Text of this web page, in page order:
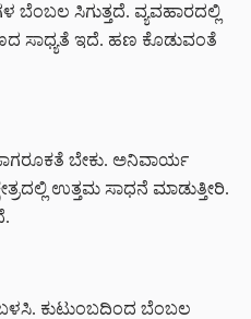
ಬೆಂಬಲ ಸಿಗುತ್ತದೆ. ವ್ಯವಹಾರದಲ್ಲಿ
ಸಾಧ್ಯತೆ ಇದೆ. ಹಣ ಕೊಡುವಂತೆ
ಬೇಕು. ಅನಿವಾರ್ಯ
ಉತ್ತಮ ಸಾಧನೆ ಮಾಡುತ್ತೀರಿ.
ಬಳಸಿ. ಕುಟುಂಬದಿಂದ ಬೆಂಬಲ